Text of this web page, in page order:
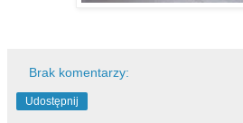
Brak komentarzy:
Udostępnij